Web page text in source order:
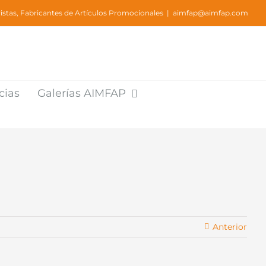
Fabricantes de Artículos Promocionales | aimfap@aimfap.com
Galerías AIMFAP
Anterior